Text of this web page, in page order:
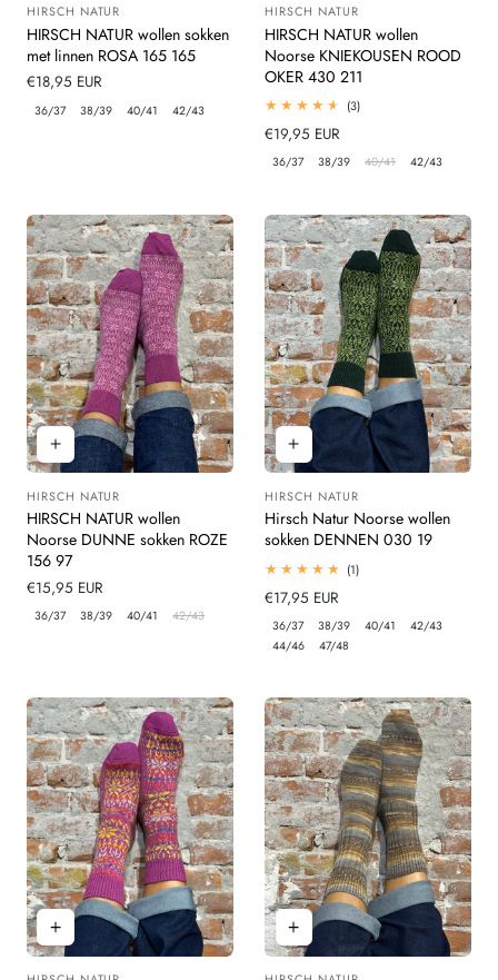
Leverancier:
HIRSCH NATUR
HIRSCH NATUR wollen sokken
met linnen ROSA 165 165
Normale
prijs
€18,95 EUR
36/37 38/39 40/41 42/43
Leverancier:
HIRSCH NATUR
HIRSCH NATUR wollen
Noorse KNIEKOUSEN ROOD
OKER 430 211
(3)3
Normale
prijs
€19,95 EUR
36/37 38/39 40/41 42/43
Leverancier:
HIRSCH NATUR
HIRSCH NATUR wollen
Noorse DUNNE sokken ROZE
156 97
Normale
prijs
€15,95 EUR
36/37 38/39 40/41 42/43
Leverancier:
HIRSCH NATUR
Hirsch Natur Noorse wollen
sokken DENNEN 030 19
(1)1
Normale
prijs
€17,95 EUR
36/37 38/39 40/41
42/43
44/46
47/48